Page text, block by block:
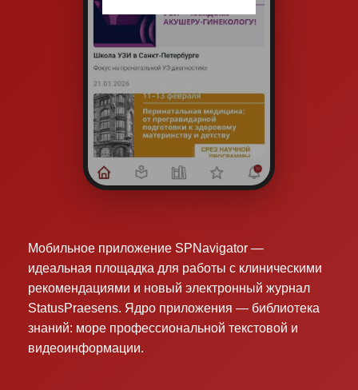
Мобильное приложение SPNavigator —
идеальная площадка для работы с клиническими
рекомендациями и новый электронный журнал
StatusPraesens. Ядро приложения — библиотека
знаний: море профессиональной текстовой и
видеоинформации.